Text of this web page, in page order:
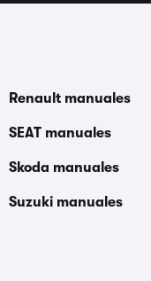
Renault manuales
SEAT manuales
Skoda manuales
Suzuki manuales